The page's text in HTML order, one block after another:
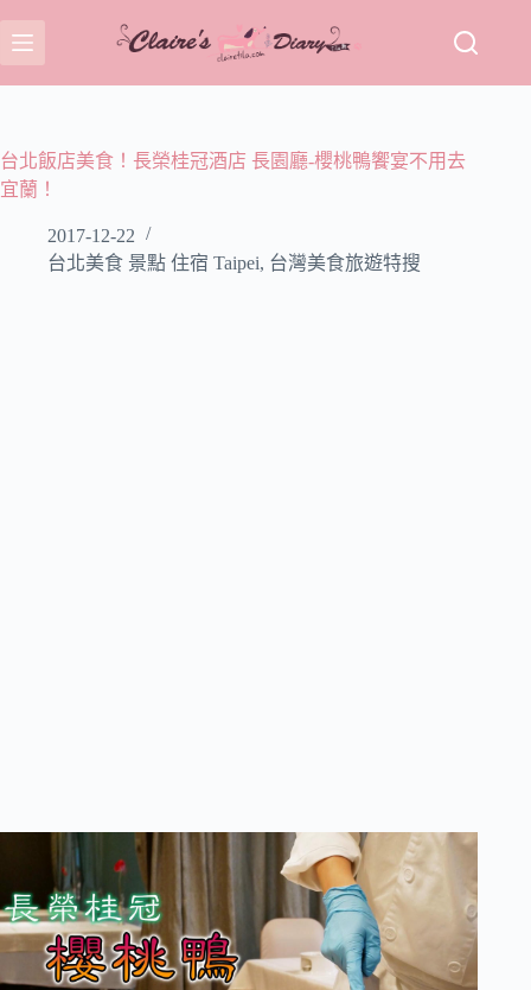
至
主
容
台北飯店美食！長榮桂冠酒店 長園廳-櫻桃鴨饗宴不用去
宜蘭！
2017-12-22
台北美食 景點 住宿 Taipei, 台灣美食旅遊特搜